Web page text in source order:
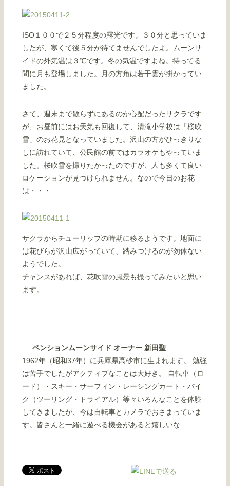
ISO１００で２５分程度の露光です。３０分と思っていま
したが、寒くて後５分が待てませんでしたよ。ムーンサ
イドの外気温は３℃です。冬の気温ですよね。待ってる
間に月も登場しました。月の方角は若干雲が掛かってい
ました。
さて、週末まで散らずにあるのか心配だったサクラです
が、お昼前にはお天気も回復して、清滝小学校は「桜吹
雪」のお花見となっていました。沢山の方がひっきりな
しに訪れていて、公民館の前ではカラオケもやっていま
した。桜吹雪を撮りたかったのですが、人も多くて良い
ロケーションが見つけられません。なので今日のお花
は・・・
サクラからチューリップの時期に移るようです。地面に
は花びらが沢山広がっていて、踏みつけるのが勿体ない
ようでした。
チャンスがあれば、花吹雪の風景も撮ってみたいと思い
ます。
ペンションムーンサイド オーナー 新田聖
1962年（昭和37年）に兵庫県高砂市に生まれます。 勉強
は苦手でしたがアクティブなことは大好き。 自転車（ロ
ード）・スキー・サーフィン・レーシングカート・バイ
ク（ツーリング・トライアル）等々いろんなことを体験
してきましたが、今は自転車とカメラでおさまっていま
す。皆さんと一緒に遊べる機会があると嬉しいな